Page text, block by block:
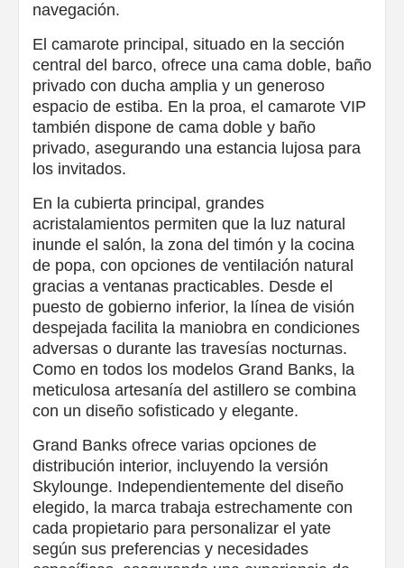
navegación.
El camarote principal, situado en la sección
central del barco, ofrece una cama doble, baño
privado con ducha amplia y un generoso
espacio de estiba. En la proa, el camarote VIP
también dispone de cama doble y baño
privado, asegurando una estancia lujosa para
los invitados.
En la cubierta principal, grandes
acristalamientos permiten que la luz natural
inunde el salón, la zona del timón y la cocina
de popa, con opciones de ventilación natural
gracias a ventanas practicables. Desde el
puesto de gobierno inferior, la línea de visión
despejada facilita la maniobra en condiciones
adversas o durante las travesías nocturnas.
Como en todos los modelos Grand Banks, la
meticulosa artesanía del astillero se combina
con un diseño sofisticado y elegante.
Grand Banks ofrece varias opciones de
distribución interior, incluyendo la versión
Skylounge. Independientemente del diseño
elegido, la marca trabaja estrechamente con
cada propietario para personalizar el yate
según sus preferencias y necesidades